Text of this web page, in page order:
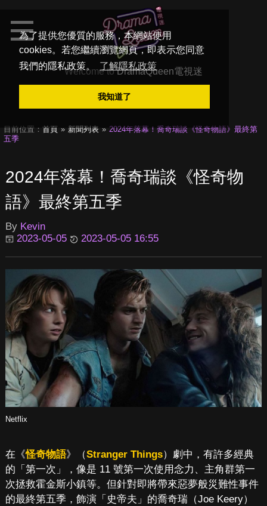
為了提供您優質的服務，本網站使用
cookies。若您繼續瀏覽網頁，即表示您同意
我們的隱私政策。
了解隱私政策
我知道了
Welcome toDramaQueen電視迷
目前位置： 首頁 新聞列表
2024年落幕！喬奇瑞談《怪奇物語》最終第
五季
2024年落幕！喬奇瑞談《怪奇物
語》最終第五季
By Kevin
2023-05-05
2023-05-05 16:55
Netflix
在《怪奇物語》（Stranger Things）劇中，有許多經典
的「第一次」，像是 11 號第一次使用念力、主角群第一
次拯救霍金斯小鎮等。但針對即將帶來惡夢般災難性事件
的最終第五季，飾演「史帝夫」的喬奇瑞（Joe Keery）